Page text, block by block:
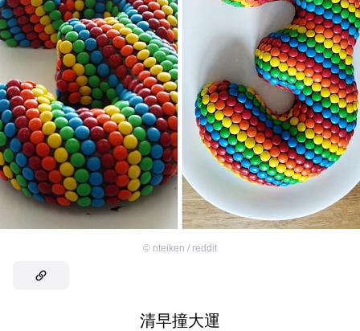
© nteiken / reddit
清早撞大運